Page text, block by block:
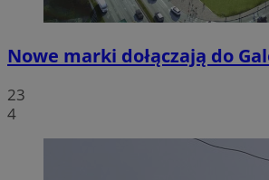
Nowe marki dołączają do
23
4